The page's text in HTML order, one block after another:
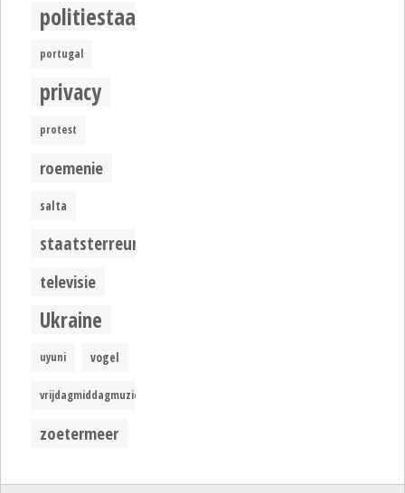
politiestaat
portugal
privacy
protest
roemenie
salta
staatsterreur
televisie
Ukraine
uyuni vogel
vrijdagmiddagmuziek
zoetermeer